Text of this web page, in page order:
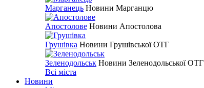
Марганець Новини Марганцю
Апостолове Новини Апостолова
Грушівка Новини Грушівської ОТГ
Зеленодольськ Новини Зеленодольської ОТГ
Всі міста
Новини